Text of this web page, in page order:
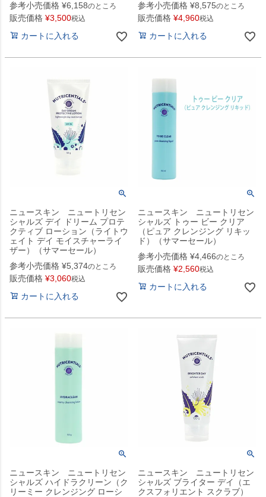
参考小売価格 ¥6,158のところ
販売価格 ¥3,500税込
カートに入れる
参考小売価格 ¥8,575のところ
販売価格 ¥4,960税込
カートに入れる
ニュースキン ニュートリセン
シャルズ デイ ドリーム プロテ
クティブ ローション（ライトウ
ェイト デイ モイスチャーライ
ザー）（サマーセール）
参考小売価格 ¥5,374のところ
販売価格 ¥3,060税込
カートに入れる
ニュースキン ニュートリセン
シャルズ トゥー ビー クリア
（ピュア クレンジング リキッ
ド）（サマーセール）
参考小売価格 ¥4,466のところ
販売価格 ¥2,560税込
カートに入れる
ニュースキン ニュートリセン
シャルズ ハイドラクリーン（ク
リーミー クレンジング ローシ
ニュースキン ニュートリセン
シャルズ ブライター デイ（エ
クスフォリエント スクラブ）